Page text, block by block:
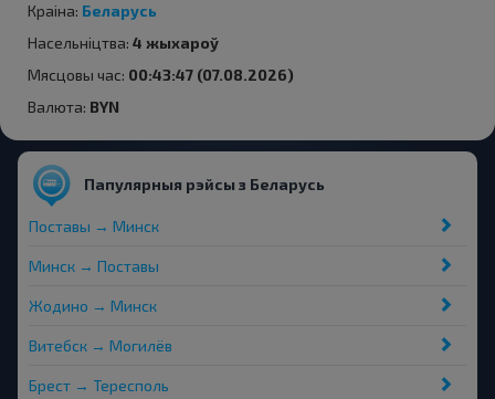
Краіна: Беларусь
Насельніцтва: 4 жыхароў
Мясцовы час: 00:43:47 (07.08.2026)
Валюта: BYN
Папулярныя рэйсы з Беларусь
Поставы → Минск
Минск → Поставы
Жодино → Минск
Витебск → Могилёв
Брест → Тересполь